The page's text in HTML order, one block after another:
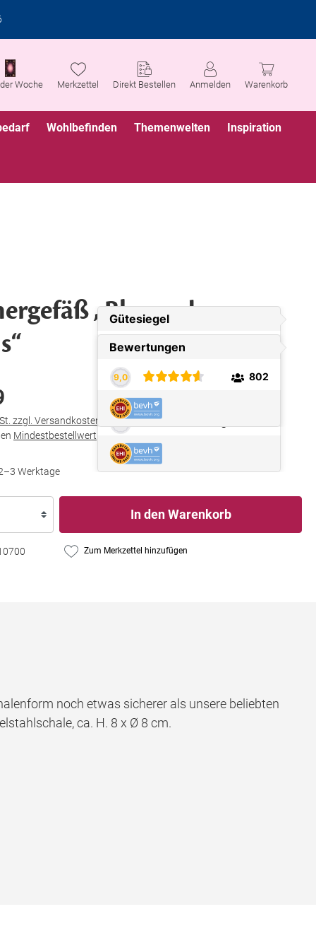
Woche Merkzettel Direkt Bestellen Anmelden Warenkorb
Wohlbefinden Themenwelten Inspiration
„Blume des
zzgl. Versandkosten
Mindestbestellwert in Höhe von
Werktage
In den Warenkorb
Zum Merkzettel hinzufügen
noch etwas sicherer als unsere beliebten
ca. H. 8 x Ø 8 cm.